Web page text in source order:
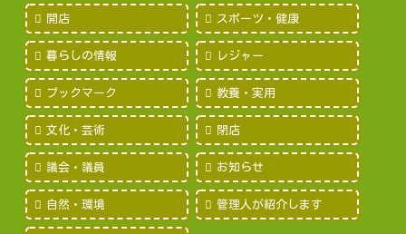
開店 スポーツ・健康
暮らしの情報 レジャー
ブックマーク 教養・実用
文化・芸術 閉店
議会・議員 お知らせ
自然・環境 管理人が紹介します